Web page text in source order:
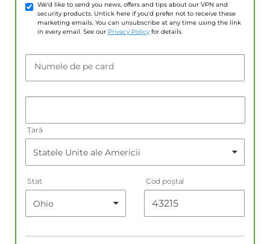
We'd like to send you news, offers and tips about our VPN and
security products. Untick here if you'd prefer not to receive these
marketing emails. You can unsubscribe at any time using the link
in every email. See our Privacy Policy for details.
Numele de pe card
Țară
Stat Cod poştal